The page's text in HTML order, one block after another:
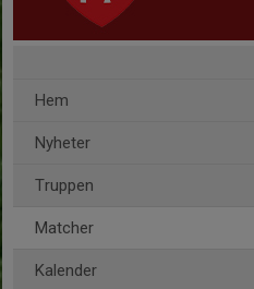
Hem
Nyheter
Truppen
Matcher
Kalender